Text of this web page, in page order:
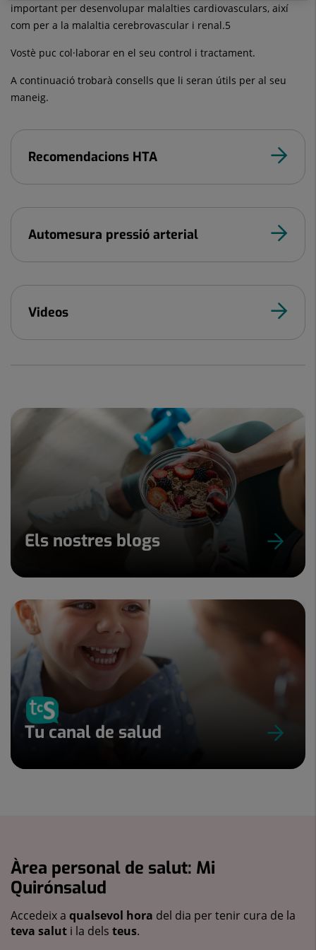
important per desenvolupar malalties cardiovasculars, així
com per a la malaltia cerebrovascular i renal.5
Vostè puc col·laborar en el seu control i tractament.
A continuació trobarà consells que li seran útils per al seu
maneig.
Recomendacions HTA
Automesura pressió arterial
Videos
Els nostres blogs
Tu canal de salud
Àrea personal de salut: Mi
Quirónsalud
Accedeix a qualsevol hora del dia per tenir cura de la
teva salut i la dels teus.